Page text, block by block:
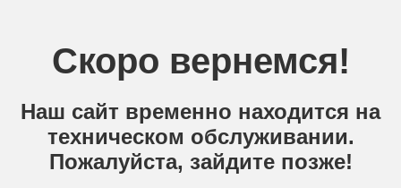
Скоро вернемся!
Наш сайт временно находится на
техническом обслуживании.
Пожалуйста, зайдите позже!